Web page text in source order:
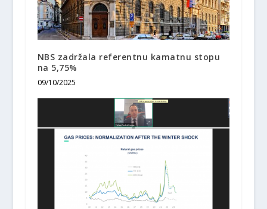
NBS zadržala referentnu kamatnu stopu
na 5,75%
09/10/2025